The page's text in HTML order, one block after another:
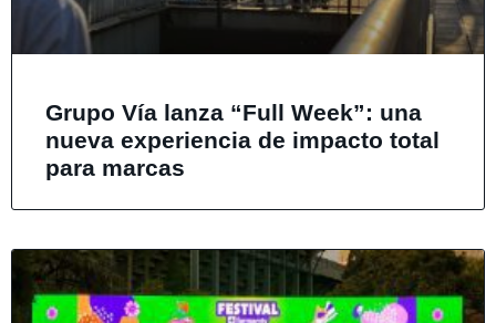
Grupo Vía lanza “Full Week”: una
nueva experiencia de impacto total
para marcas